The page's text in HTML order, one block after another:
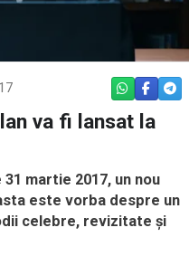
WHATSAPP
va fi lansat la
martie 2017, un nou
este vorba despre un
celebre, revizitate şi